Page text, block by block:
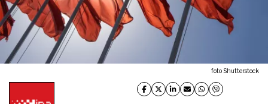
foto Shutterstock